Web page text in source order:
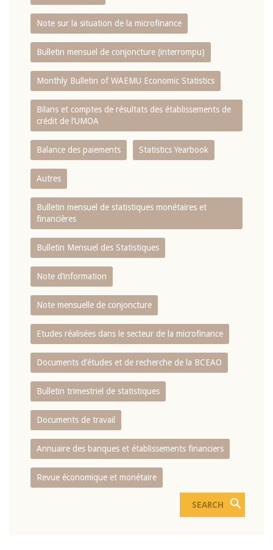
Note sur la situation de la microfinance
Bulletin mensuel de conjoncture (interrompu)
Monthly Bulletin of WAEMU Economic Statistics
Bilans et comptes de résultats des établissements de
crédit de l‘UMOA
Balance des paiements Statistics Yearbook
Autres
Bulletin mensuel de statistiques monétaires et
financières
Bulletin Mensuel des Statistiques
Note d’information
Note mensuelle de conjoncture
Etudes réalisées dans le secteur de la microfinance
Documents d’études et de recherche de la BCEAO
Bulletin trimestriel de statistiques
Documents de travail
Annuaire des banques et établissements financiers
Revue économique et monétaire